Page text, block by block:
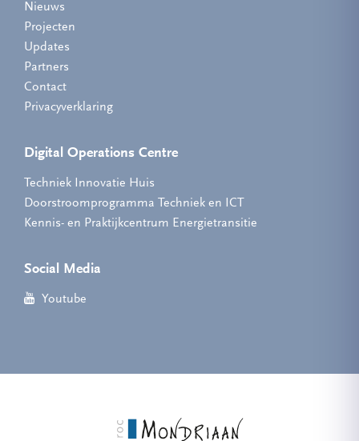
Nieuws
Projecten
Updates
Partners
Contact
Privacyverklaring
Digital Operations Centre
Techniek Innovatie Huis
Doorstroomprogramma Techniek en ICT
Kennis- en Praktijkcentrum Energietransitie
Social Media
Youtube